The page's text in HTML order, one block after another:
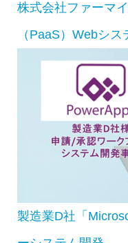
株式会社ファーマ
（PaaS）Webシス
製造業D社「